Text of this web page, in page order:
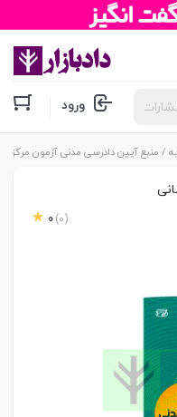
ورود
/ منبع آیین دادرسی مدنی آزمون مرکز
0 (0)